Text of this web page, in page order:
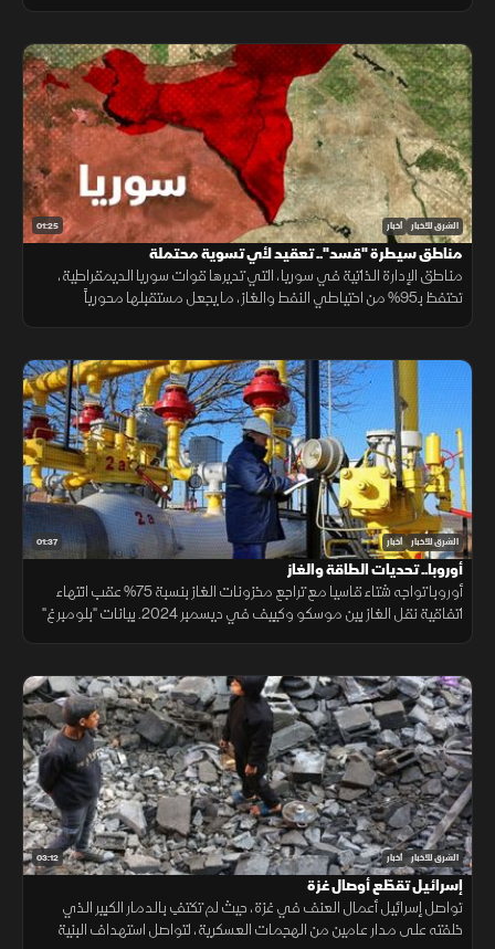
01:25 الشرق للأخبار أخبار
مناطق سيطرة "قسد".. تعقيد لأي تسوية محتملة
مناطق الإدارة الذاتية في سوريا، التي تديرها قوات سوريا الديمقراطية،
تحتفظ بـ95% من احتياطي النفط والغاز، ما يجعل مستقبلها محورياً
01:37 الشرق للأخبار أخبار
أوروبا.. تحديات الطاقة والغاز
أوروبا تواجه شتاء قاسيا مع تراجع مخزونات الغاز بنسبة 75% عقب انتهاء
اتفاقية نقل الغاز بين موسكو وكييف في ديسمبر 2024. بيانات "بلومبرغ"
03:12 الشرق للأخبار أخبار
إسرائيل تقطّع أوصال غزة
تواصل إسرائيل أعمال العنف في غزة، حيث لم تكتفِ بالدمار الكبير الذي
خلفته على مدار عامين من الهجمات العسكرية، لتواصل استهداف البنية